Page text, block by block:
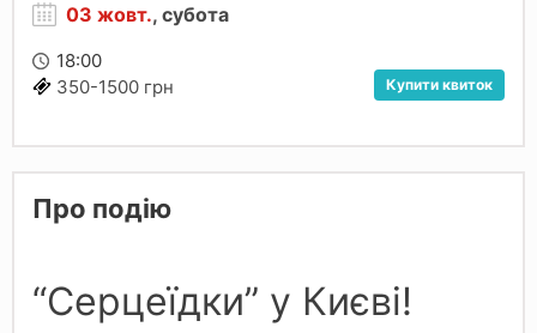
03 жовт., субота
18:00
350-1500 грн
Купити квиток
Про подію
“Серцеїдки” у Києві!